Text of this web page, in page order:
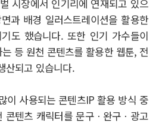
시장에서 인기리에 연재되고 있으
과 배경 일러스트레이션을 활용한
도 했습니다. 또한 인기 가수들이
등 원천 콘텐츠를 활용한 웹툰, 전
산되고 있습니다.
이 사용되는 콘텐츠IP 활용 방식 중
콘텐츠 캐릭터를 문구ㆍ완구ㆍ광고